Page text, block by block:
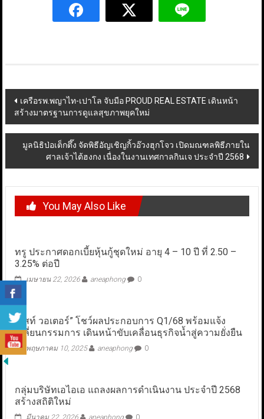
Post
navigation
เครือรพ.พญาไท-เปาโล จับมือ PROUD REAL ESTATE เดินหน้า
สร้างมาตรฐานการดูแลสุขภาพยุคใหม่
มูลนิธิป่อเต็กตึ๊ง จัดพิธีอัญเชิญกิ้วอ๊วงฮุกโจว เปิดมณฑลพิธีภายใน
ศาลเจ้าไต้ฮงกง เนื่องในงานเทศกาลกินเจ ประจำปี 2568
You May Also Like
ทรู ประกาศดอกเบี้ยหุ้นกู้ชุดใหม่ อายุ 4 – 10 ปี ที่ 2.50 –
3.25% ต่อปี
เมษายน 22, 2026 aneaphong 0
“อีสท์ วอเตอร์” โชว์ผลประกอบการ Q1/68 พร้อมแจ้ง
เปลี่ยนกรรมการ เดินหน้าขับเคลื่อนธุรกิจน้ำสู่ความยั่งยืน
พฤษภาคม 10, 2025 aneaphong 0
กลุ่มบริษัทเอไอเอ แถลงผลการดำเนินงาน ประจำปี 2568
สร้างสถิติใหม่